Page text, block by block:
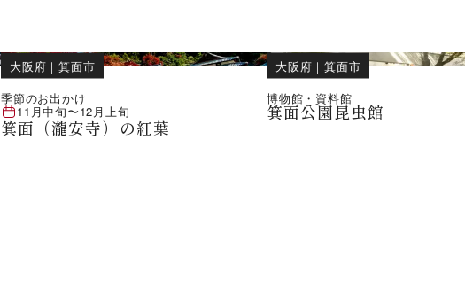
大阪府 ｜箕面市
季節のお出かけ
11月中旬〜12月上旬
箕面（瀧安寺）の紅葉
大阪府 ｜箕面市
博物館・資料館
箕面公園昆虫館